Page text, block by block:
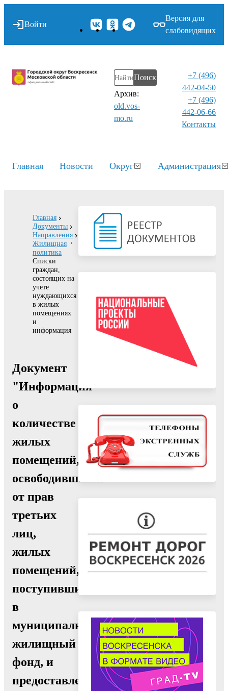
Войти
Версия для
слабовидящих
Поиск
Архив:
old.vos-
mo.ru
+7 (496)
442-04-50
+7 (496)
442-06-66
Контакты⁠
Главная Новости Округ Администрация
Главная
Документы
Направления
Жилищная
политика
Списки
граждан,
состоящих на
учете
нуждающихся
в жилых
помещениях
и
информация
Документ
"Информация
о
количестве
жилых
помещений,
освободившихся
от прав
третьих
лиц,
жилых
помещений,
поступивших
в
муниципальный
жилищный
фонд, и
предоставлении